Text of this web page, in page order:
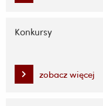
Konkursy
zobacz więcej